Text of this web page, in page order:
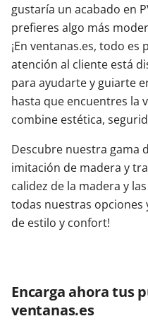
gustaría un acabado en
prefieres algo más
¡En ventanas.es, todo
atención al cliente está
para ayudarte y guiarte
hasta que encuentres la
combine estética,
Descubre nuestra gama
imitación de madera y
calidez de la madera y
todas nuestras
de estilo y confort!
Encarga ahora tus
ventanas.es